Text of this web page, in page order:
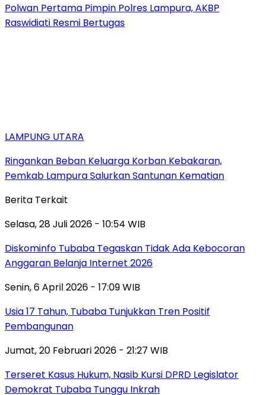
Polwan Pertama Pimpin Polres Lampura, AKBP
Raswidiati Resmi Bertugas
LAMPUNG UTARA
Ringankan Beban Keluarga Korban Kebakaran,
Pemkab Lampura Salurkan Santunan Kematian
Berita Terkait
Selasa, 28 Juli 2026 - 10:54 WIB
Diskominfo Tubaba Tegaskan Tidak Ada Kebocoran
Anggaran Belanja Internet 2026
Senin, 6 April 2026 - 17:09 WIB
Usia 17 Tahun, Tubaba Tunjukkan Tren Positif
Pembangunan
Jumat, 20 Februari 2026 - 21:27 WIB
Terseret Kasus Hukum, Nasib Kursi DPRD Legislator
Demokrat Tubaba Tunggu Inkrah